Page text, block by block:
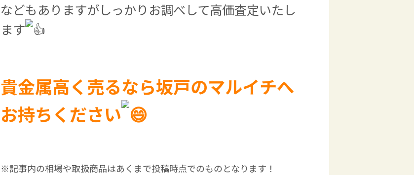
などもありますがしっかりお調べして高価査定いたし
ます
貴金属高く売るなら坂戸のマルイチへ
お持ちください
※記事内の相場や取扱商品はあくまで投稿時点でのものとなります！